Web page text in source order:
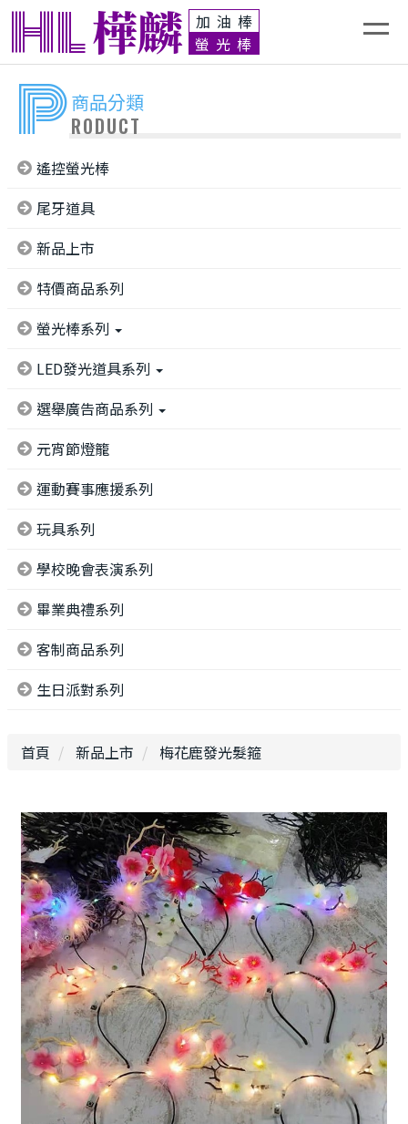
HL樺麟 加油棒
螢光棒
商品分類
PRODUCT
遙控螢光棒
尾牙道具
新品上市
特價商品系列
螢光棒系列
LED發光道具系列
選舉廣告商品系列
元宵節燈籠
運動賽事應援系列
玩具系列
學校晚會表演系列
畢業典禮系列
客制商品系列
生日派對系列
首頁 新品上市 梅花鹿發光髮箍